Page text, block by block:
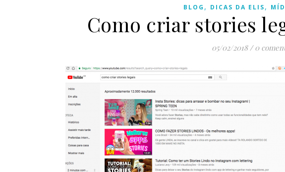
BLOG , DICAS DA ELIS,
Como criar stories
05/02/2018 / 0